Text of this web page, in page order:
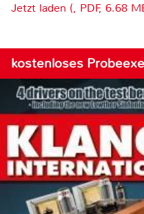
Jetzt laden (, PDF, 6.68
kostenloses